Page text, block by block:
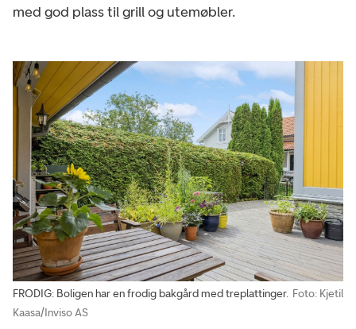
med god plass til grill og utemøbler.
FRODIG: Boligen har en frodig bakgård med treplattinger. Foto: Kjetil
Kaasa/Inviso AS